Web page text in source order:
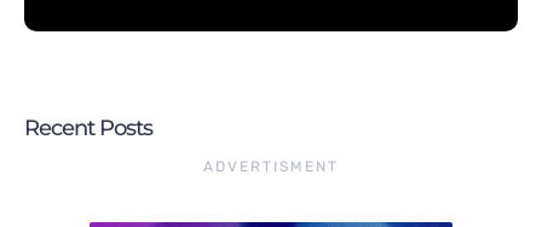
Recent Posts
ADVERTISMENT